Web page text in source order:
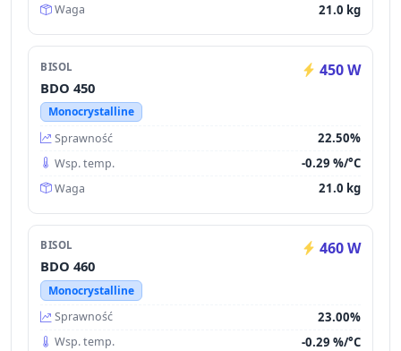
Waga 21.0 kg
BISOL 450 W
BDO 450
Monocrystalline
Sprawność
22.50%
Wsp. temp. -0.29 %/°C
Waga 21.0 kg
BISOL 460 W
BDO 460
Monocrystalline
Sprawność
23.00%
Wsp. temp. -0.29 %/°C